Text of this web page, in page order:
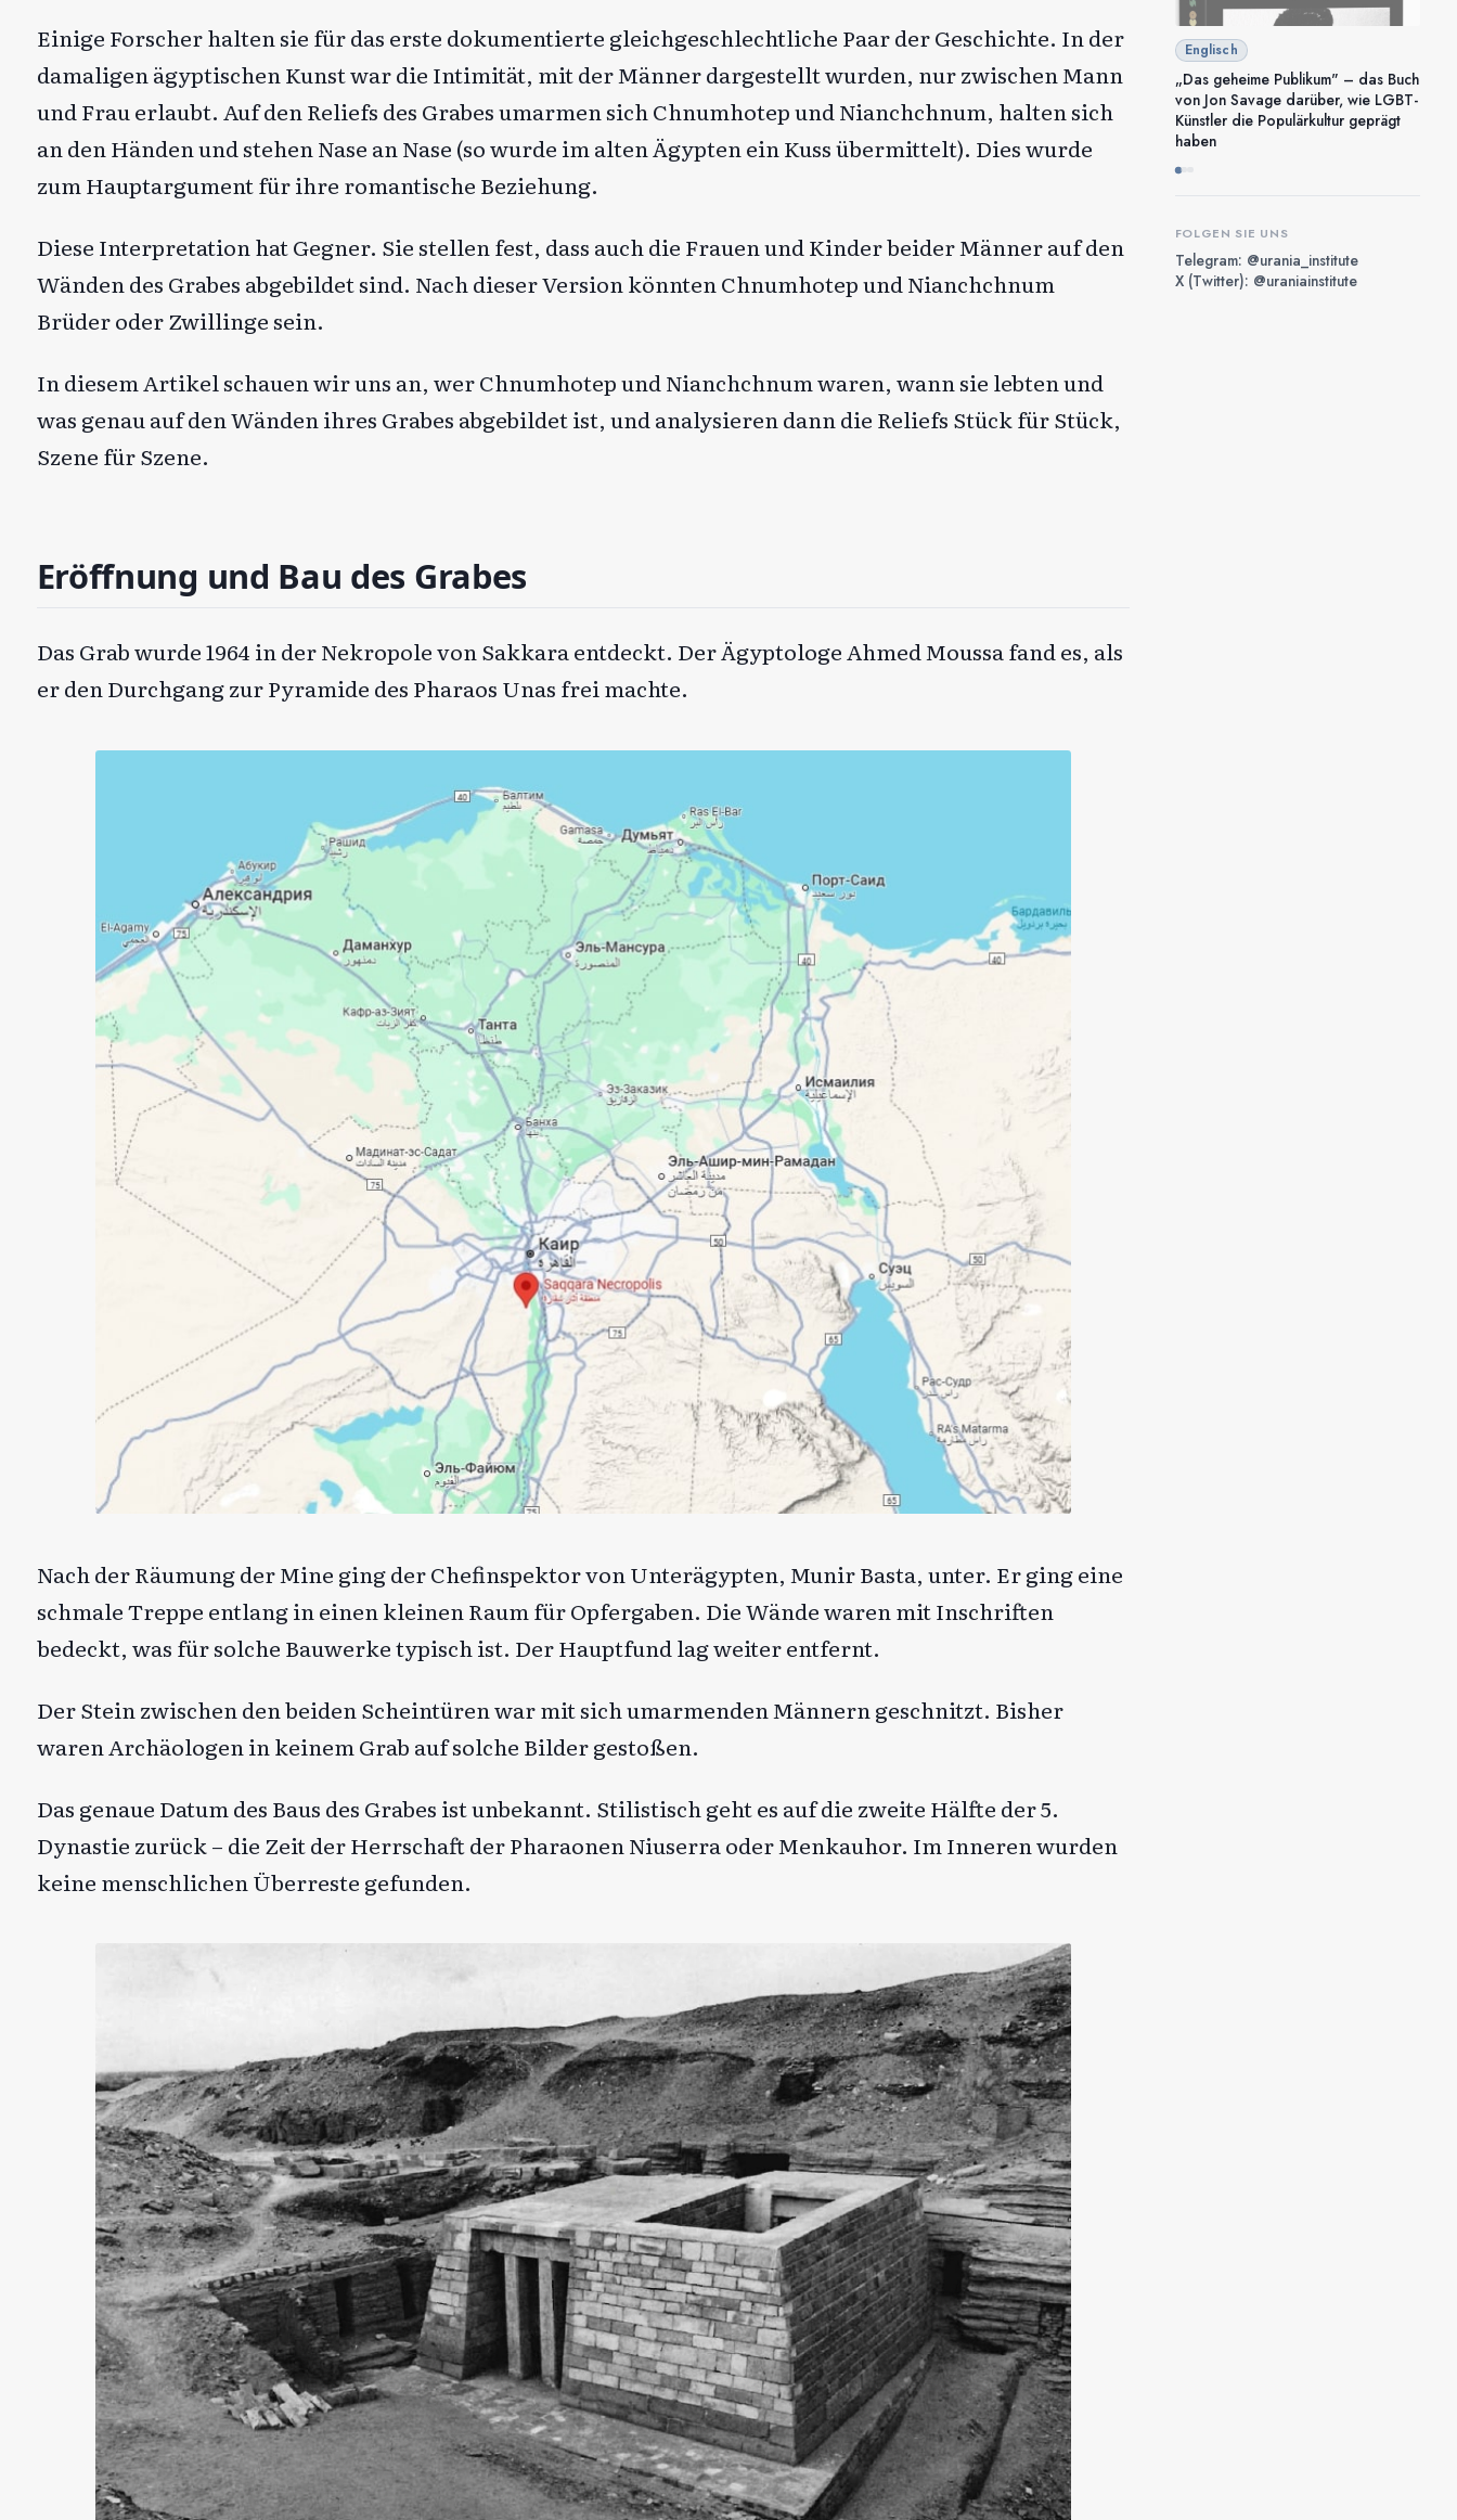
Einige Forscher halten sie für das erste dokumentierte gleichgeschlechtliche Paar der Geschichte. In der
damaligen ägyptischen Kunst war die Intimität, mit der Männer dargestellt wurden, nur zwischen Mann
und Frau erlaubt. Auf den Reliefs des Grabes umarmen sich Chnumhotep und Nianchchnum, halten sich
an den Händen und stehen Nase an Nase (so wurde im alten Ägypten ein Kuss übermittelt). Dies wurde
zum Hauptargument für ihre romantische Beziehung.
Diese Interpretation hat Gegner. Sie stellen fest, dass auch die Frauen und Kinder beider Männer auf den
Wänden des Grabes abgebildet sind. Nach dieser Version könnten Chnumhotep und Nianchchnum
Brüder oder Zwillinge sein.
In diesem Artikel schauen wir uns an, wer Chnumhotep und Nianchchnum waren, wann sie lebten und
was genau auf den Wänden ihres Grabes abgebildet ist, und analysieren dann die Reliefs Stück für Stück,
Szene für Szene.
Eröffnung und Bau des Grabes
Das Grab wurde 1964 in der Nekropole von Sakkara entdeckt. Der Ägyptologe Ahmed Moussa fand es, als
er den Durchgang zur Pyramide des Pharaos Unas frei machte.
Nach der Räumung der Mine ging der Chefinspektor von Unterägypten, Munir Basta, unter. Er ging eine
schmale Treppe entlang in einen kleinen Raum für Opfergaben. Die Wände waren mit Inschriften
bedeckt, was für solche Bauwerke typisch ist. Der Hauptfund lag weiter entfernt.
Der Stein zwischen den beiden Scheintüren war mit sich umarmenden Männern geschnitzt. Bisher
waren Archäologen in keinem Grab auf solche Bilder gestoßen.
Das genaue Datum des Baus des Grabes ist unbekannt. Stilistisch geht es auf die zweite Hälfte der 5.
Dynastie zurück – die Zeit der Herrschaft der Pharaonen Niuserra oder Menkauhor. Im Inneren wurden
keine menschlichen Überreste gefunden.
Englisch
„Das geheime Publikum" – das Buch
von Jon Savage darüber, wie LGBT-
Künstler die Populärkultur geprägt
haben
FOLGEN SIE UNS
Telegram: @urania_institute
X (Twitter): @uraniainstitute